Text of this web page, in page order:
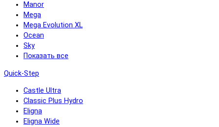
Manor
Mega
Mega Evolution XL
Ocean
Sky
Показать все
Quick-Step
Castle Ultra
Classic Plus Hydro
Eligna
Eligna Wide